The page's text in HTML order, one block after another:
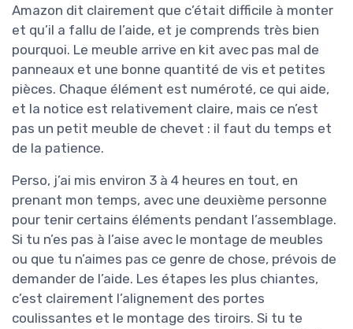
Amazon dit clairement que c’était difficile à monter
et qu’il a fallu de l’aide, et je comprends très bien
pourquoi. Le meuble arrive en kit avec pas mal de
panneaux et une bonne quantité de vis et petites
pièces. Chaque élément est numéroté, ce qui aide,
et la notice est relativement claire, mais ce n’est
pas un petit meuble de chevet : il faut du temps et
de la patience.
Perso, j’ai mis environ 3 à 4 heures en tout, en
prenant mon temps, avec une deuxième personne
pour tenir certains éléments pendant l’assemblage.
Si tu n’es pas à l’aise avec le montage de meubles
ou que tu n’aimes pas ce genre de chose, prévois de
demander de l’aide. Les étapes les plus chiantes,
c’est clairement l’alignement des portes
coulissantes et le montage des tiroirs. Si tu te